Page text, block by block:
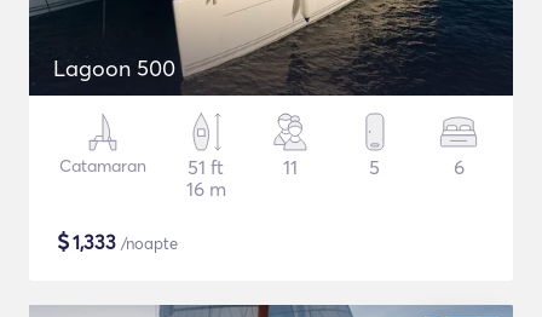
Lagoon 500
Catamaran
51 ft
16 m
11 5 6
$1,333 /noapte